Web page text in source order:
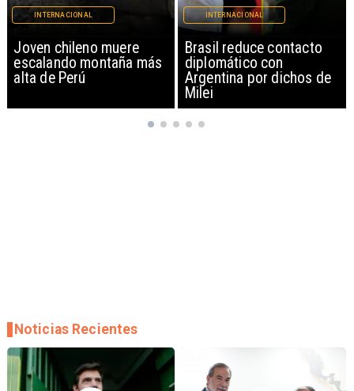
más
Brasil reduce contacto
diplomático con
Argentina por dichos de
China restringe
exportación de
EEUU y
Noticias Recientes